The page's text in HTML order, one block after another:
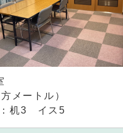
メートル）
：机3 イス5